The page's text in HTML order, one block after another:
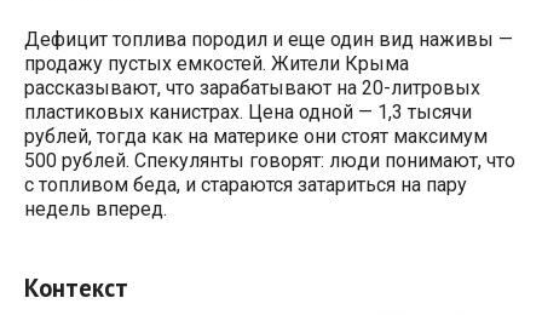
Дефицит топлива породил и еще один вид наживы —
продажу пустых емкостей. Жители Крыма
рассказывают, что зарабатывают на 20-литровых
пластиковых канистрах. Цена одной — 1,3 тысячи
рублей, тогда как на материке они стоят максимум
500 рублей. Спекулянты говорят: люди понимают, что
с топливом беда, и стараются затариться на пару
недель вперед.
Контекст